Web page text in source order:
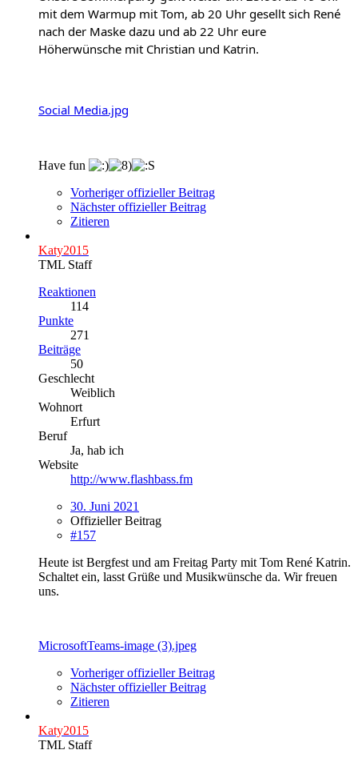
mit dem Warmup mit Tom, ab 20 Uhr gesellt sich René
nach der Maske dazu und ab 22 Uhr eure
Höherwünsche mit Christian und Katrin.
Social Media.jpg
Have fun
Vorheriger offizieller Beitrag
Nächster offizieller Beitrag
Zitieren
Katy2015
TML Staff
Reaktionen
114
Punkte
271
Beiträge
50
Geschlecht
Weiblich
Wohnort
Erfurt
Beruf
Ja, hab ich
Website
http://www.flashbass.fm
30. Juni 2021
Offizieller Beitrag
#157
Heute ist Bergfest und am Freitag Party mit Tom René Katrin.
Schaltet ein, lasst Grüße und Musikwünsche da. Wir freuen
uns.
MicrosoftTeams-image (3).jpeg
Vorheriger offizieller Beitrag
Nächster offizieller Beitrag
Zitieren
Katy2015
TML Staff